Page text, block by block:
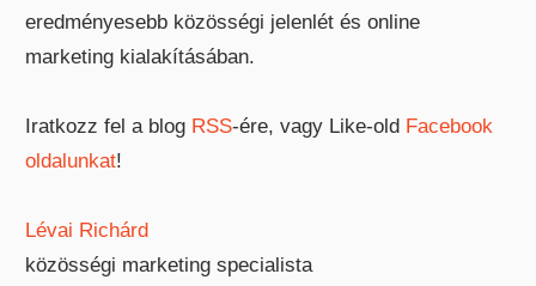
eredményesebb közösségi jelenlét és online
marketing kialakításában.
Iratkozz fel a blog RSS-ére, vagy Like-old Facebook
oldalunkat!
Lévai Richárd
közösségi marketing specialista